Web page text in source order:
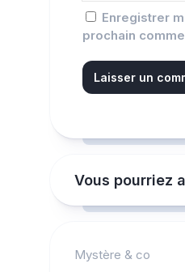
Enregistrer
prochain
Vous pourriez
Mystère & co